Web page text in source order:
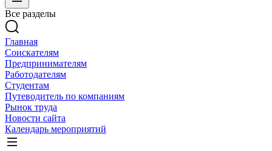
Все разделы
Главная
Соискателям
Предпринимателям
Работодателям
Студентам
Путеводитель по компаниям
Рынок труда
Новости сайта
Календарь мероприятий